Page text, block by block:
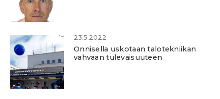
23.5.2022
Onnisella uskotaan talotekniikan
vahvaan tulevaisuuteen